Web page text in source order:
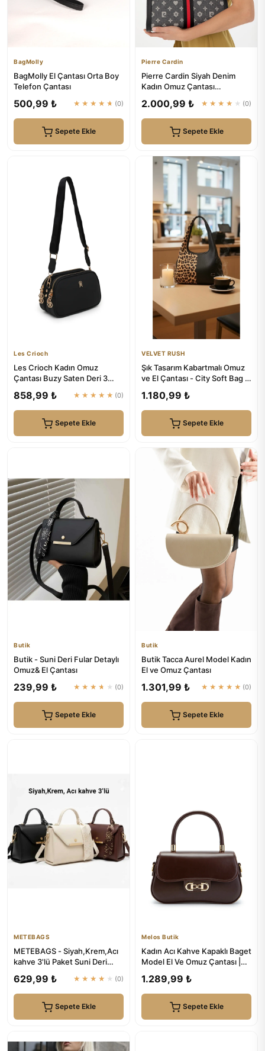
BagMolly
BagMolly El Çantası Orta Boy
Telefon Çantası
500,99 ₺ ★★★★★ (0)
Sepete Ekle
Pierre Cardin
Pierre Cardin Siyah Denim
Kadın Omuz Çantası
2.000,99 ₺ ★★★★★ (0)
Sepete Ekle
Les Crioch
Les Crioch Kadın Omuz
Çantası Buzy Saten Deri 3
858,99 ₺ ★★★★★ (0)
Sepete Ekle
VELVET RUSH
Şık Tasarım Kabartmalı Omuz
ve El Çantası - City Soft Bag |
1.180,99 ₺
Sepete Ekle
Butik
Butik - Suni Deri Fular Detaylı
Omuz& El Çantası
239,99 ₺ ★★★★★ (0)
Sepete Ekle
Butik
Butik Tacca Aurel Model Kadın
El ve Omuz Çantası
1.301,99 ₺ ★★★★★ (0)
Sepete Ekle
METEBAGS
METEBAGS - Siyah,Krem,Acı
kahve 3'lü Paket Suni Deri
629,99 ₺ ★★★★★ (0)
Sepete Ekle
Melos Butik
Kadın Acı Kahve Kapaklı Baget
Model El Ve Omuz Çantası |
1.289,99 ₺
Sepete Ekle